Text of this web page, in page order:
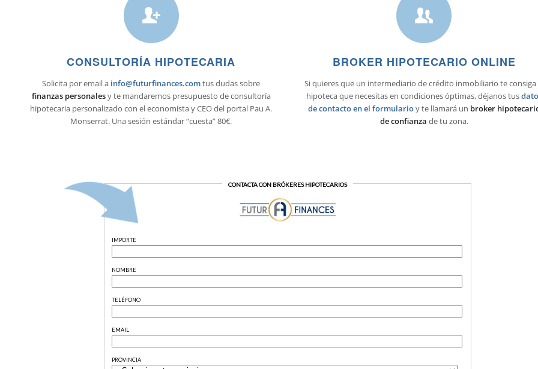
CONSULTORÍA HIPOTECARIA
Solicita por email a info@futurfinances.comtus dudas sobre
finanzas personalesy te mandaremos presupuesto de consultoría
hipotecaria personalizado con el economista y CEO del portal Pau A.
Monserrat. Una sesión estándar “cuesta” 80€.
BROKER HIPOTECARIO ONLINE
Si quieres que un intermediario de crédito inmobiliario te consiga
hipoteca que necesitas en condiciones óptimas, déjanos tus
de contacto en el formularioy te llamará un broker
de confianza de tu zona.